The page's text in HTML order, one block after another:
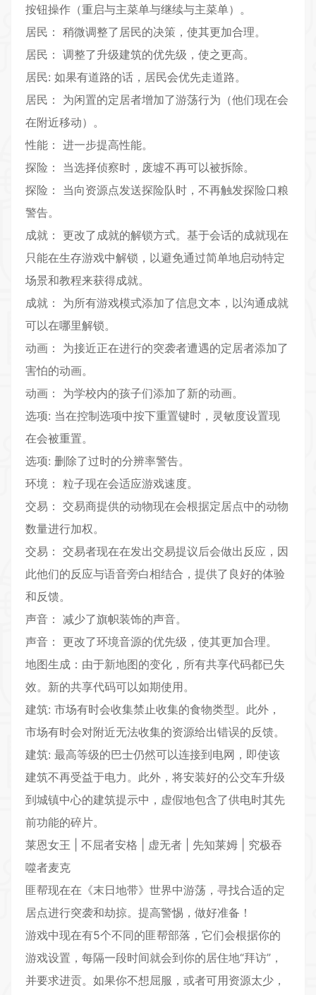
按钮操作（重启与主菜单与继续与主菜单）。
居民： 稍微调整了居民的决策，使其更加合理。
居民： 调整了升级建筑的优先级，使之更高。
居民: 如果有道路的话，居民会优先走道路。
居民： 为闲置的定居者增加了游荡行为（他们现在会
在附近移动）。
性能： 进一步提高性能。
探险： 当选择侦察时，废墟不再可以被拆除。
探险： 当向资源点发送探险队时，不再触发探险口粮
警告。
成就： 更改了成就的解锁方式。基于会话的成就现在
只能在生存游戏中解锁，以避免通过简单地启动特定
场景和教程来获得成就。
成就： 为所有游戏模式添加了信息文本，以沟通成就
可以在哪里解锁。
动画： 为接近正在进行的突袭者遭遇的定居者添加了
害怕的动画。
动画： 为学校内的孩子们添加了新的动画。
选项: 当在控制选项中按下重置键时，灵敏度设置现
在会被重置。
选项: 删除了过时的分辨率警告。
环境： 粒子现在会适应游戏速度。
交易： 交易商提供的动物现在会根据定居点中的动物
数量进行加权。
交易： 交易者现在在发出交易提议后会做出反应，因
此他们的反应与语音旁白相结合，提供了良好的体验
和反馈。
声音： 减少了旗帜装饰的声音。
声音： 更改了环境音源的优先级，使其更加合理。
地图生成：由于新地图的变化，所有共享代码都已失
效。新的共享代码可以如期使用。
建筑: 市场有时会收集禁止收集的食物类型。此外，
市场有时会对附近无法收集的资源给出错误的反馈。
建筑: 最高等级的巴士仍然可以连接到电网，即使该
建筑不再受益于电力。此外，将安装好的公交车升级
到城镇中心的建筑提示中，虚假地包含了供电时其先
前功能的碎片。
莱恩女王 | 不屈者安格 | 虚无者 | 先知莱姆 | 究极吞
噬者麦克
匪帮现在在《末日地带》世界中游荡，寻找合适的定
居点进行突袭和劫掠。提高警惕，做好准备！
游戏中现在有5个不同的匪帮部落，它们会根据你的
游戏设置，每隔一段时间就会到你的居住地“拜访”，
并要求进贡。如果你不想屈服，或者可用资源太少，